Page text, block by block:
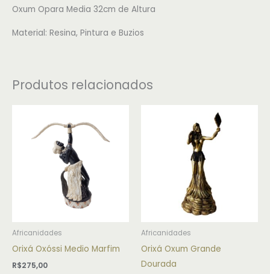
Oxum Opara Media 32cm de Altura
Material: Resina, Pintura e Buzios
Produtos relacionados
Africanidades
Orixá Oxóssi Medio Marfim
R$275,00
Africanidades
Orixá Oxum Grande
Dourada